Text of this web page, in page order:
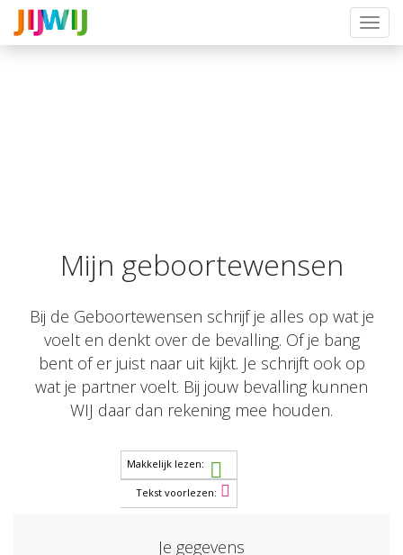
Mijn geboortewensen
Bij de Geboortewensen schrijf je alles op wat je
voelt en denkt over de bevalling. Of je bang
bent of er juist naar uit kijkt. Je schrijft ook op
wat je partner voelt. Bij jouw bevalling kunnen
WIJ daar dan rekening mee houden.
Makkelijk lezen:
Tekst voorlezen:
Je gegevens